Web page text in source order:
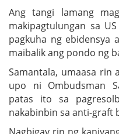
Ang tangi lamang
makipagtulungan sa
pagkuha ng ebidensya
maibalik ang pondo ng
Samantala, umaasa rin
upo ni Ombudsman
patas ito sa
nakabinbin sa anti-graft